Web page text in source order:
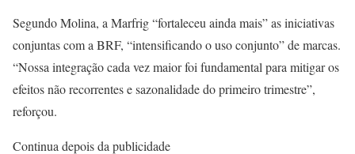
Segundo Molina, a Marfrig “fortaleceu ainda mais” as iniciativas
conjuntas com a BRF, “intensificando o uso conjunto” de marcas.
“Nossa integração cada vez maior foi fundamental para mitigar os
efeitos não recorrentes e sazonalidade do primeiro trimestre”,
reforçou.
Continua depois da publicidade